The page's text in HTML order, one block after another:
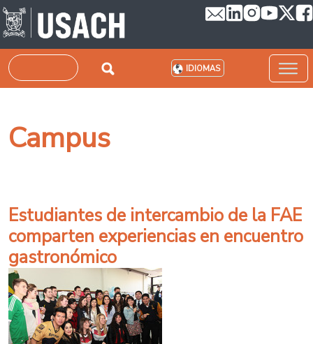
Pasar al contenido principal
Buscar IDIOMAS
Campus
Estudiantes de intercambio de la FAE
comparten experiencias en encuentro
gastronómico